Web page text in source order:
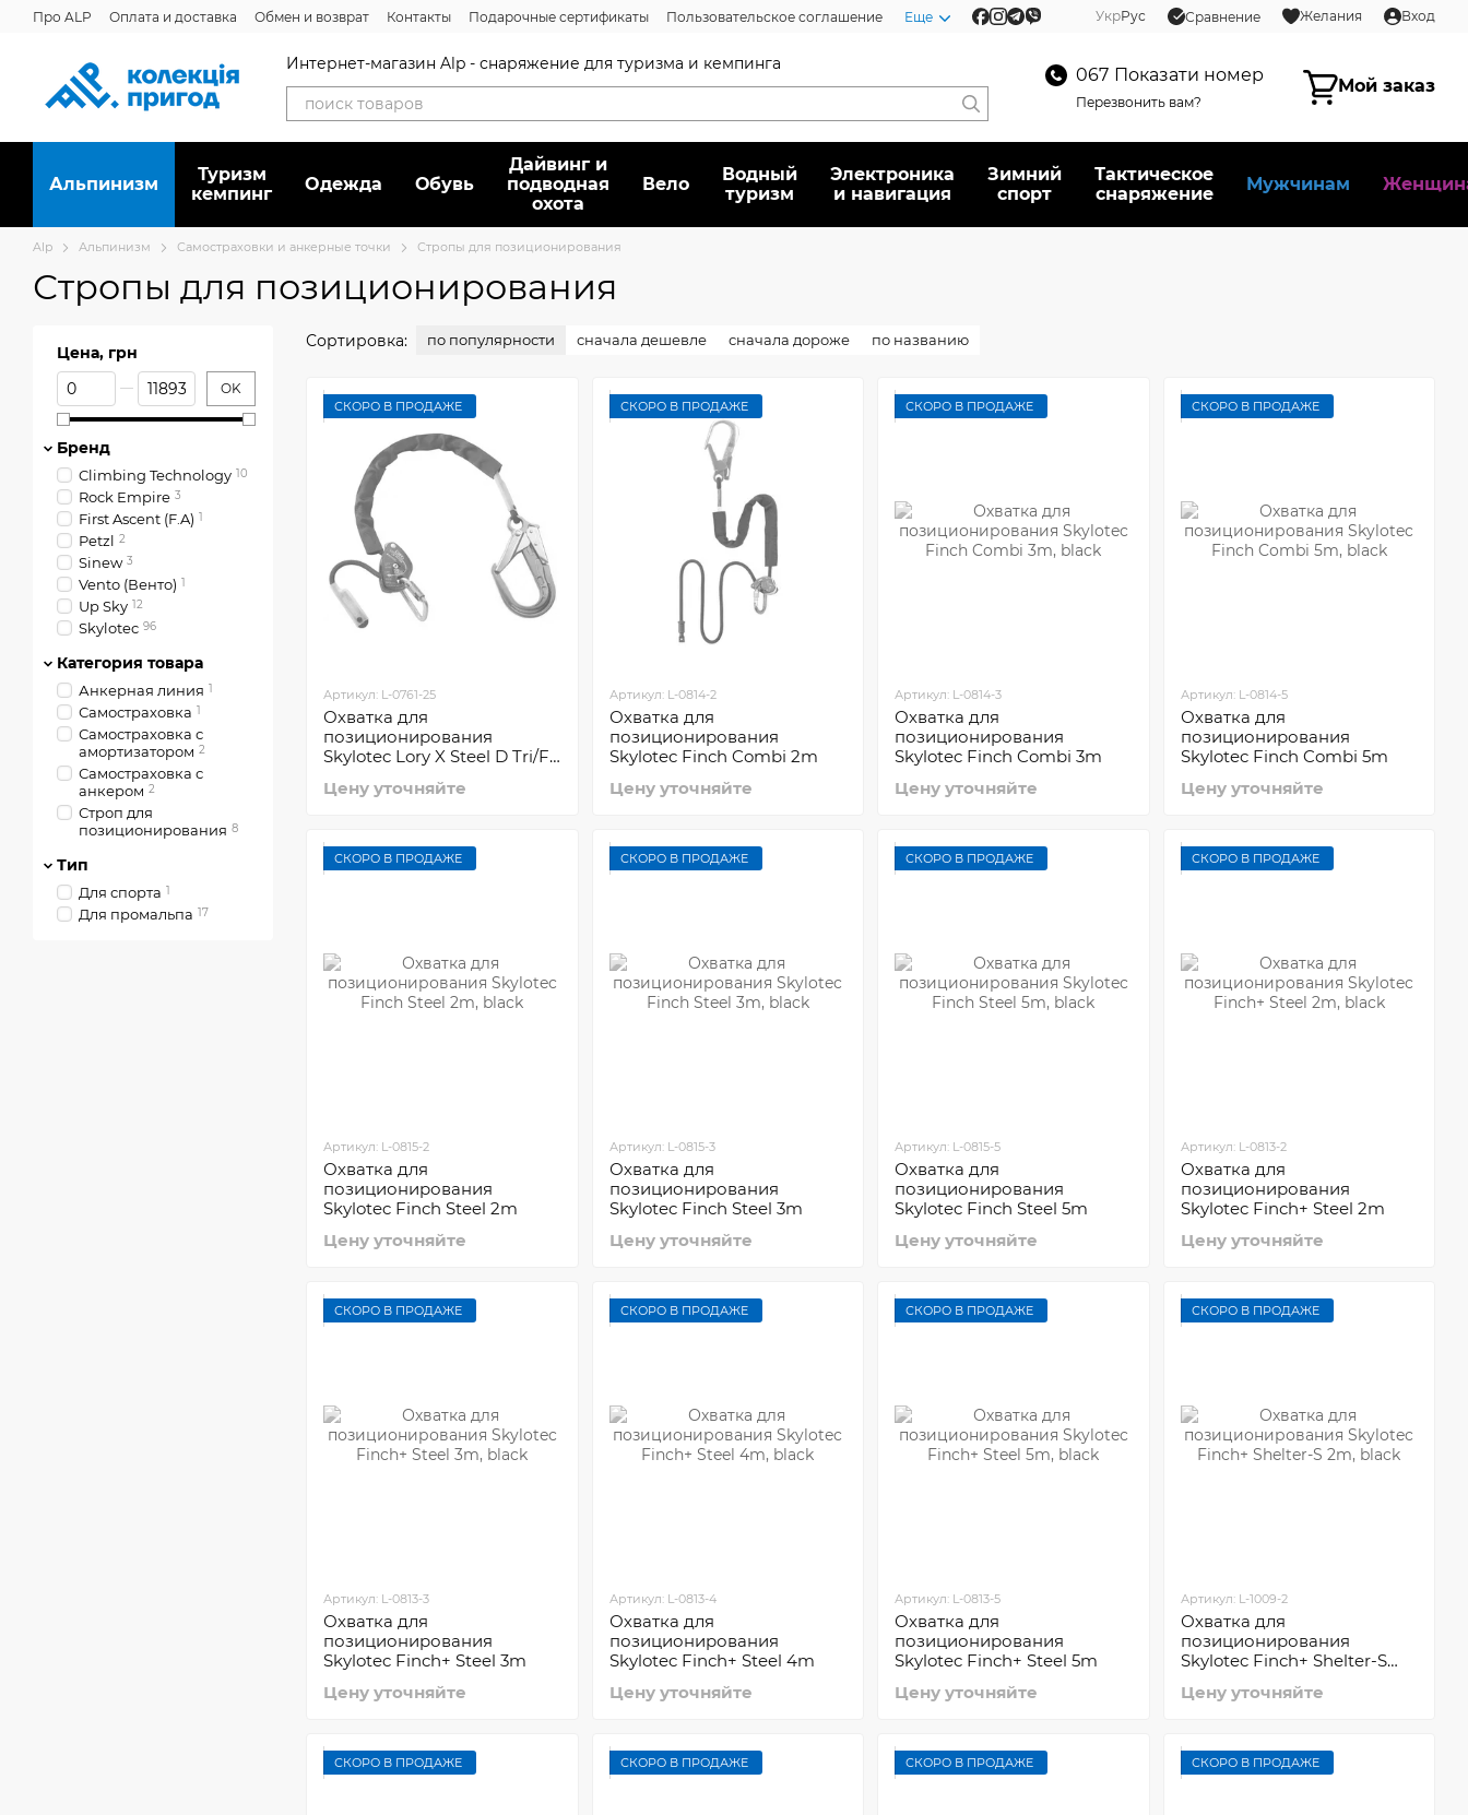
Перейти к основному контенту
Про ALP Оплата и доставка Обмен и возврат Контакты Подарочные сертификаты Пользовательское соглашение Еще УкрРус Сравнение Желания Вход
Интернет-магазин Alp - снаряжение для туризма и кемпинга
067 Показати номер
Перезвонить вам?
Мой заказ
Альпинизм
Туризм
кемпинг
Oдежда Обувь
Дайвинг и
подводная
охота
Вело
Водный
туризм
Электроника
и навигация
Зимний
спорт
Тактическое
снаряжение
Мужчинам
Alp Альпинизм Самостраховки и анкерные точки Стропы для позиционирования
Стропы для позиционирования
Сортировка: по популярности сначала дешевле сначала дороже по названию
СКОРО В ПРОДАЖЕ
Артикул: L-0761-25
Охватка для
позиционирования
Skylotec Lory X Steel D Tri/FS
Цену уточняйте
СКОРО В ПРОДАЖЕ
Артикул: L-0814-2
Охватка для
позиционирования
Skylotec Finch Combi 2m
Цену уточняйте
СКОРО В ПРОДАЖЕ
Артикул: L-0814-3
Охватка для
позиционирования
Skylotec Finch Combi 3m
Цену уточняйте
СКОРО В ПРОДАЖЕ
Артикул: L-0814-5
Охватка для
позиционирования
Skylotec Finch Combi 5m
Цену уточняйте
СКОРО В ПРОДАЖЕ
Артикул: L-0815-2
Охватка для
позиционирования
Skylotec Finch Steel 2m
Цену уточняйте
СКОРО В ПРОДАЖЕ
Артикул: L-0815-3
Охватка для
позиционирования
Skylotec Finch Steel 3m
Цену уточняйте
СКОРО В ПРОДАЖЕ
Артикул: L-0815-5
Охватка для
позиционирования
Skylotec Finch Steel 5m
Цену уточняйте
СКОРО В ПРОДАЖЕ
Артикул: L-0813-2
Охватка для
позиционирования
Skylotec Finch+ Steel 2m
Цену уточняйте
СКОРО В ПРОДАЖЕ
Артикул: L-0813-3
Охватка для
позиционирования
Skylotec Finch+ Steel 3m
Цену уточняйте
СКОРО В ПРОДАЖЕ
Артикул: L-0813-4
Охватка для
позиционирования
Skylotec Finch+ Steel 4m
Цену уточняйте
СКОРО В ПРОДАЖЕ
Артикул: L-0813-5
Охватка для
позиционирования
Skylotec Finch+ Steel 5m
Цену уточняйте
СКОРО В ПРОДАЖЕ
Артикул: L-1009-2
Охватка для
позиционирования
Skylotec Finch+ Shelter-S
Цену уточняйте
СКОРО В ПРОДАЖЕ СКОРО В ПРОДАЖЕ СКОРО В ПРОДАЖЕ СКОРО В ПРОДАЖЕ
Цена, грн
От Цена, грн
До Цена, грн OK
Бренд
Climbing Technology 10
Rock Empire 3
First Ascent (F.A) 1
Petzl 2
Sinew 3
Vento (Венто) 1
Up Sky 12
Skylotec 96
Категория товара
Анкерная линия 1
Самостраховка 1
Самостраховка с
амортизатором 2
Самостраховка с
анкером 2
Строп для
позиционирования 8
Тип
Для спорта 1
Для промальпа 17